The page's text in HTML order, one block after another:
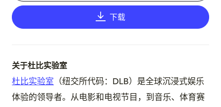
下载
关于杜比实验室
杜比实验室 （纽交所代码：DLB）是全球沉浸式娱乐
体验的领导者。从电影和电视节目，到音乐、体育赛